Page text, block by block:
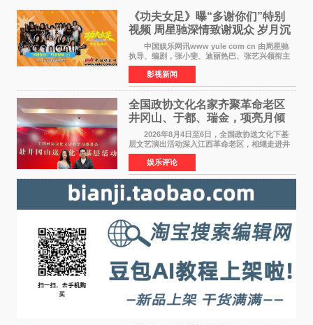
《功夫女足》曝“多谢你们”特别
视频 周星驰深情致谢观众 岁月沉
淀不灭初心
中国娱乐网讯www yule com cn 由周星驰
执导、编剧，张小斐、迪丽热巴、张艺兴领衔主
演，刘嘉玲、佐藤健特别出演，艾米、雪野、蔡
思贝、胡予安、倪好特别介绍的喜剧电影《功夫
女足》释出多谢你
影视新闻
全国政协文化名家齐聚革命老区
井冈山、于都、瑞金，项亮月倾
情献唱《桃花谣》致敬红色沃土
2026年8月4日至6日，全国政协送文化下基
层文艺演出活动深入江西革命老区，相继走进井
冈山、于都长征出发地、瑞金三地。由全国政协
文化文史和学习委员会副主任、甘肃省政协原主
席欧阳坚率团，一
娱乐评论